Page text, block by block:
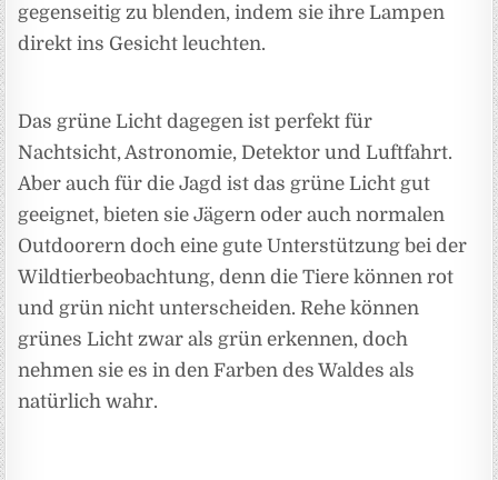
gegenseitig zu blenden, indem sie ihre Lampen
direkt ins Gesicht leuchten.
Das grüne Licht dagegen ist perfekt für
Nachtsicht, Astronomie, Detektor und Luftfahrt.
Aber auch für die Jagd ist das grüne Licht gut
geeignet, bieten sie Jägern oder auch normalen
Outdoorern doch eine gute Unterstützung bei der
Wildtierbeobachtung, denn die Tiere können rot
und grün nicht unterscheiden. Rehe können
grünes Licht zwar als grün erkennen, doch
nehmen sie es in den Farben des Waldes als
natürlich wahr.